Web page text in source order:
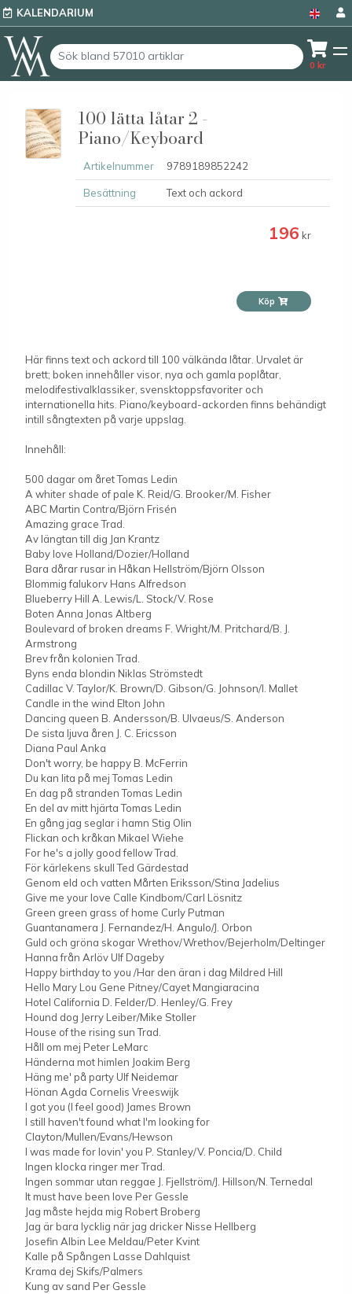
KALENDARIUM
0 kr
100 lätta låtar 2 -
Piano/Keyboard
Artikelnummer 9789189852242
Besättning Text och ackord
196 kr
Köp
Här finns text och ackord till 100 välkända låtar. Urvalet är
brett; boken innehåller visor, nya och gamla poplåtar,
melodifestivalklassiker, svensktoppsfavoriter och
internationella hits. Piano/keyboard-ackorden finns behändigt
intill sångtexten på varje uppslag.
Innehåll:
500 dagar om året Tomas Ledin
A whiter shade of pale K. Reid/G. Brooker/M. Fisher
ABC Martin Contra/Björn Frisén
Amazing grace Trad.
Av längtan till dig Jan Krantz
Baby love Holland/Dozier/Holland
Bara dårar rusar in Håkan Hellström/Björn Olsson
Blommig falukorv Hans Alfredson
Blueberry Hill A. Lewis/L. Stock/V. Rose
Boten Anna Jonas Altberg
Boulevard of broken dreams F. Wright/M. Pritchard/B. J.
Armstrong
Brev från kolonien Trad.
Byns enda blondin Niklas Strömstedt
Cadillac V. Taylor/K. Brown/D. Gibson/G. Johnson/I. Mallet
Candle in the wind Elton John
Dancing queen B. Andersson/B. Ulvaeus/S. Anderson
De sista ljuva åren J. C. Ericsson
Diana Paul Anka
Don't worry, be happy B. McFerrin
Du kan lita på mej Tomas Ledin
En dag på stranden Tomas Ledin
En del av mitt hjärta Tomas Ledin
En gång jag seglar i hamn Stig Olin
Flickan och kråkan Mikael Wiehe
For he's a jolly good fellow Trad.
För kärlekens skull Ted Gärdestad
Genom eld och vatten Mårten Eriksson/Stina Jadelius
Give me your love Calle Kindbom/Carl Lösnitz
Green green grass of home Curly Putman
Guantanamera J. Fernandez/H. Angulo/J. Orbon
Guld och gröna skogar Wrethov/Wrethov/Bejerholm/Deltinger
Hanna från Arlöv Ulf Dageby
Happy birthday to you /Har den äran i dag Mildred Hill
Hello Mary Lou Gene Pitney/Cayet Mangiaracina
Hotel California D. Felder/D. Henley/G. Frey
Hound dog Jerry Leiber/Mike Stoller
House of the rising sun Trad.
Håll om mej Peter LeMarc
Händerna mot himlen Joakim Berg
Häng me' på party Ulf Neidemar
Hönan Agda Cornelis Vreeswijk
I got you (I feel good) James Brown
I still haven't found what I'm looking for
Clayton/Mullen/Evans/Hewson
I was made for lovin' you P. Stanley/V. Poncia/D. Child
Ingen klocka ringer mer Trad.
Ingen sommar utan reggae J. Fjellström/J. Hillson/N. Ternedal
It must have been love Per Gessle
Jag måste hejda mig Robert Broberg
Jag är bara lycklig när jag dricker Nisse Hellberg
Josefin Albin Lee Meldau/Peter Kvint
Kalle på Spången Lasse Dahlquist
Krama dej Skifs/Palmers
Kung av sand Per Gessle